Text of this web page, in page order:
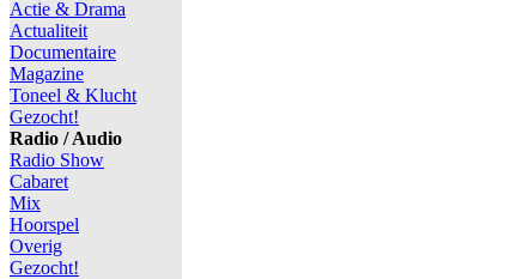
Actie & Drama
Actualiteit
Documentaire
Magazine
Toneel & Klucht
Gezocht!
Radio / Audio
Radio Show
Cabaret
Mix
Hoorspel
Overig
Gezocht!